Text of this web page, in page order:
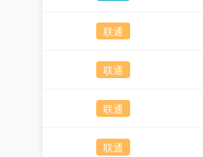
联通
联通
联通
联通